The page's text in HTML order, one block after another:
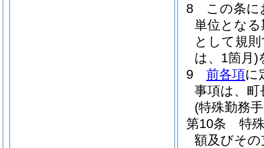
8
この条に
単位とな
として規
は、1箇月)
9
前各項に
事項は、
(特殊勤務
第10条
特
額及びそ